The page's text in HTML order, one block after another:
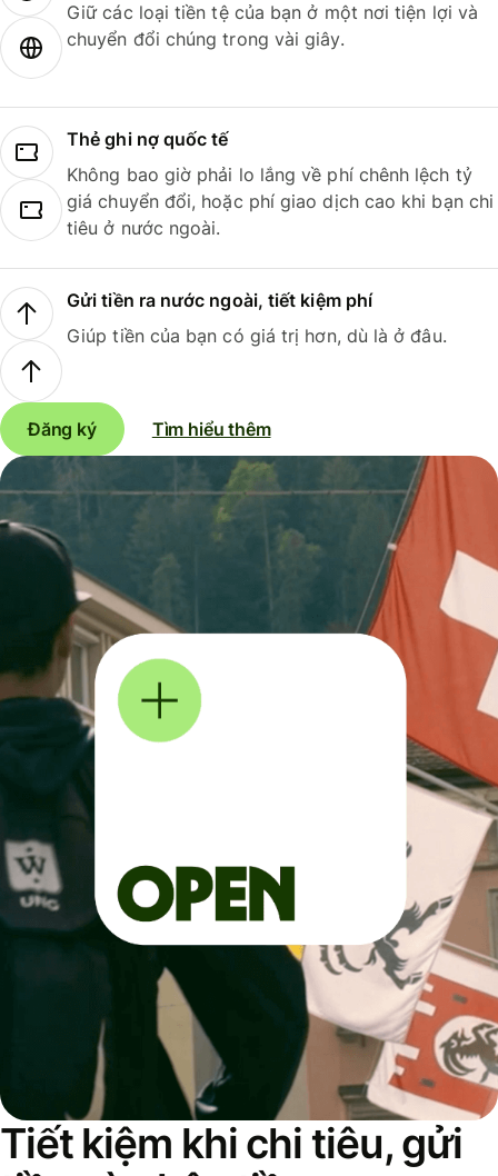
Giữ các loại tiền tệ của bạn ở một nơi tiện lợi và
chuyển đổi chúng trong vài giây.
Thẻ ghi nợ quốc tế
Không bao giờ phải lo lắng về phí chênh lệch tỷ
giá chuyển đổi, hoặc phí giao dịch cao khi bạn chi
tiêu ở nước ngoài.
Gửi tiền ra nước ngoài, tiết kiệm phí
Giúp tiền của bạn có giá trị hơn, dù là ở đâu.
Đăng ký Tìm hiểu thêm
Tiết kiệm khi chi tiêu, gửi